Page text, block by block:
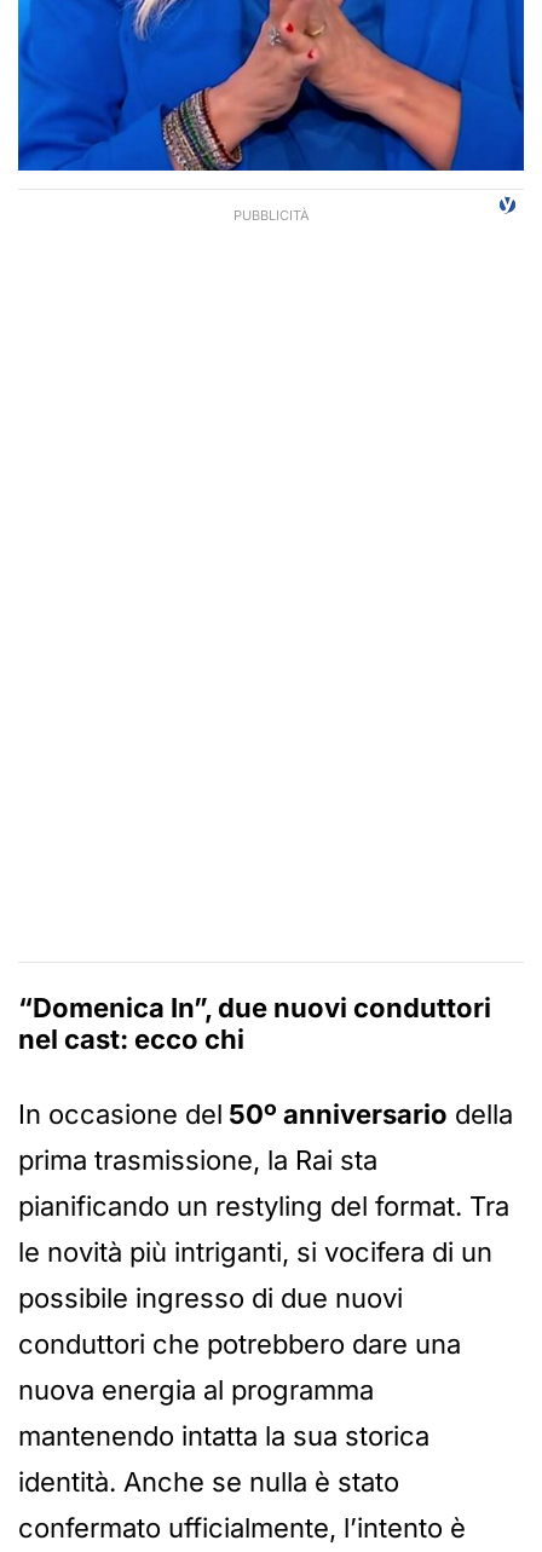
“Domenica In”, due nuovi conduttori
nel cast: ecco chi
In occasione del 50º anniversario della
prima trasmissione, la Rai sta
pianificando un restyling del format. Tra
le novità più intriganti, si vocifera di un
possibile ingresso di due nuovi
conduttori che potrebbero dare una
nuova energia al programma
mantenendo intatta la sua storica
identità. Anche se nulla è stato
confermato ufficialmente, l’intento è